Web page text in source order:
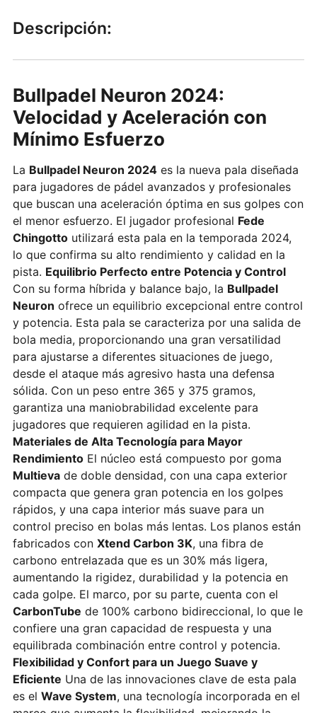
Descripción:
Bullpadel Neuron 2024:
Velocidad y Aceleración con
Mínimo Esfuerzo
La Bullpadel Neuron 2024es la nueva pala diseñada
para jugadores de pádel avanzados y profesionales
que buscan una aceleración óptima en sus golpes con
el menor esfuerzo. El jugador profesional Fede
Chingottoutilizará esta pala en la temporada 2024,
lo que confirma su alto rendimiento y calidad en la
pista. Equilibrio Perfecto entre Potencia y Control
Con su forma híbrida y balance bajo, la Bullpadel
Neuron ofrece un equilibrio excepcional entre control
y potencia. Esta pala se caracteriza por una salida de
bola media, proporcionando una gran versatilidad
para ajustarse a diferentes situaciones de juego,
desde el ataque más agresivo hasta una defensa
sólida. Con un peso entre 365 y 375 gramos,
garantiza una maniobrabilidad excelente para
jugadores que requieren agilidad en la pista.
Materiales de Alta Tecnología para Mayor
RendimientoEl núcleo está compuesto por goma
Multievade doble densidad, con una capa exterior
compacta que genera gran potencia en los golpes
rápidos, y una capa interior más suave para un
control preciso en bolas más lentas. Los planos están
fabricados con Xtend Carbon 3K, una fibra de
carbono entrelazada que es un 30% más ligera,
aumentando la rigidez, durabilidad y la potencia en
cada golpe. El marco, por su parte, cuenta con el
CarbonTube de 100% carbono bidireccional, lo que le
confiere una gran capacidad de respuesta y una
equilibrada combinación entre control y potencia.
Flexibilidad y Confort para un Juego Suave y
Eficiente Una de las innovaciones clave de esta pala
es el Wave System, una tecnología incorporada en el